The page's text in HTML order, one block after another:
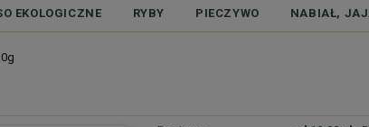
EKOLOGICZNE RYBY PIECZYWO NABIAŁ,